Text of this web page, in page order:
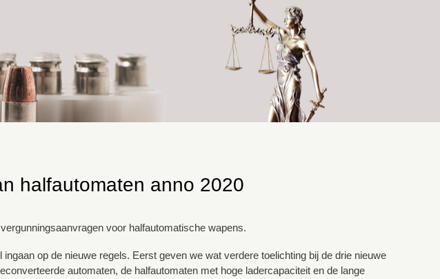
halfautomaten anno 2020
voor halfautomatische wapens.
op de nieuwe regels. Eerst geven we wat verdere toelichting bij de drie nieuwe
automaten, de halfautomaten met hoge ladercapaciteit en de lange